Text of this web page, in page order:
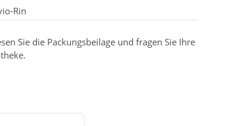
Rin
Sie die Packungsbeilage und fragen Sie Ihre